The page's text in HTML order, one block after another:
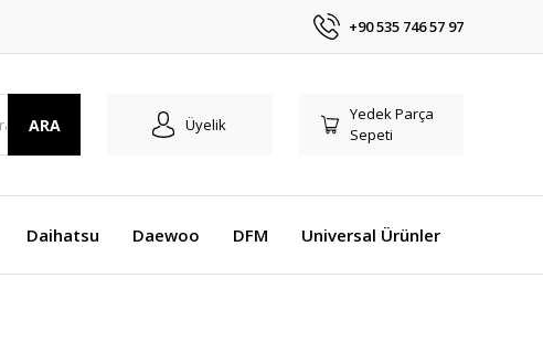
+90 535 746 57 97
ARA Üyelik
Yedek Parça
Sepeti
Daihatsu Daewoo DFM Universal Ürünler